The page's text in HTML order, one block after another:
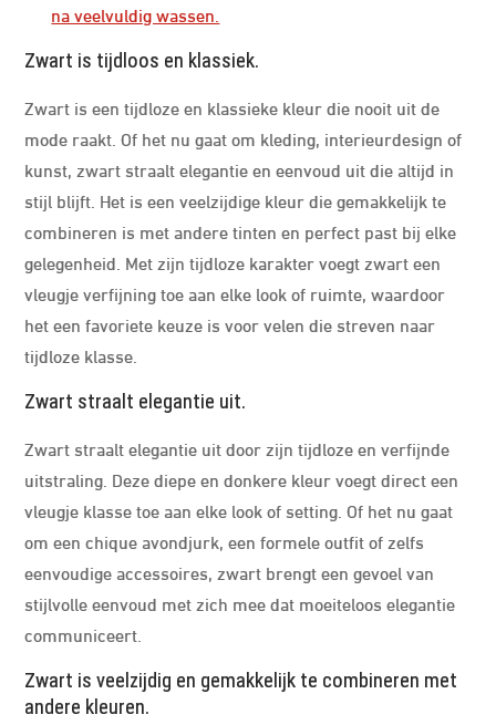
na veelvuldig wassen.
Zwart is tijdloos en klassiek.
Zwart is een tijdloze en klassieke kleur die nooit uit de
mode raakt. Of het nu gaat om kleding, interieurdesign of
kunst, zwart straalt elegantie en eenvoud uit die altijd in
stijl blijft. Het is een veelzijdige kleur die gemakkelijk te
combineren is met andere tinten en perfect past bij elke
gelegenheid. Met zijn tijdloze karakter voegt zwart een
vleugje verfijning toe aan elke look of ruimte, waardoor
het een favoriete keuze is voor velen die streven naar
tijdloze klasse.
Zwart straalt elegantie uit.
Zwart straalt elegantie uit door zijn tijdloze en verfijnde
uitstraling. Deze diepe en donkere kleur voegt direct een
vleugje klasse toe aan elke look of setting. Of het nu gaat
om een chique avondjurk, een formele outfit of zelfs
eenvoudige accessoires, zwart brengt een gevoel van
stijlvolle eenvoud met zich mee dat moeiteloos elegantie
communiceert.
Zwart is veelzijdig en gemakkelijk te combineren met
andere kleuren.